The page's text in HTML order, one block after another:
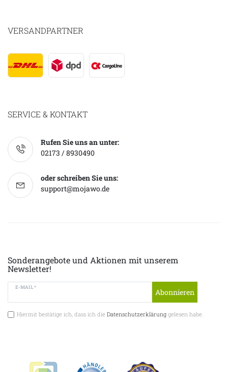
VERSANDPARTNER
SERVICE & KONTAKT
Rufen Sie uns an unter:
02173 / 8930490
oder schreiben Sie uns:
support@mojawo.de
Sonderangebote und Aktionen mit unserem
Newsletter!
E-MAIL *
Abonnieren
Hiermit bestätige ich, dass ich die Datenschutzerklärunggelesen habe.